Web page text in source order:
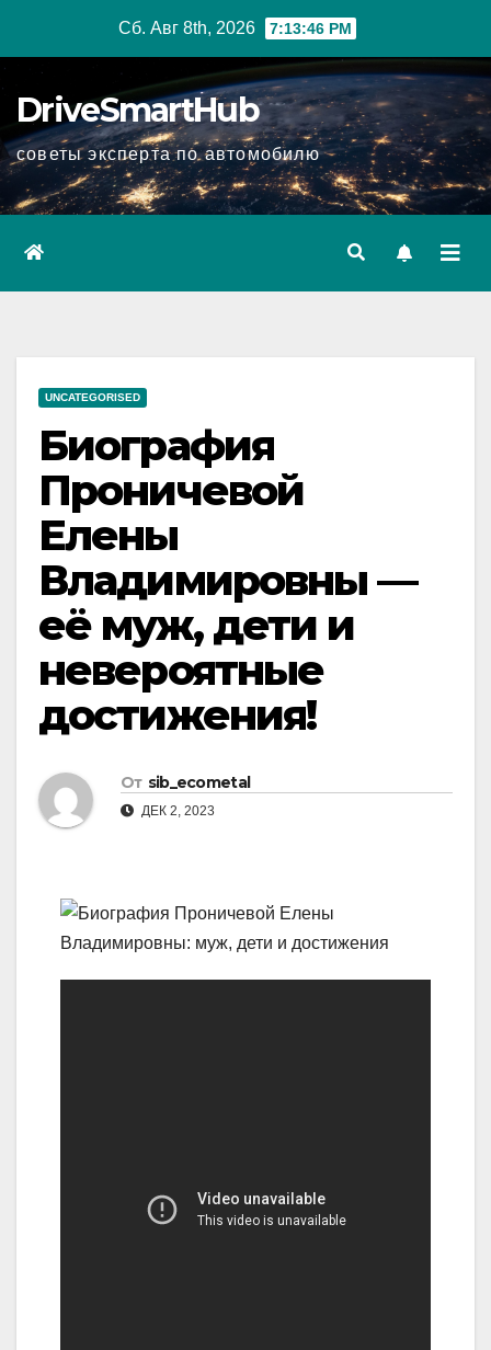
Сб. Авг 8th, 2026 7:13:47 PM
DriveSmartHub
советы эксперта по автомобилю
UNCATEGORISED
Биография
Проничевой
Елены
Владимировны —
её муж, дети и
невероятные
достижения!
От sib_ecometal
ДЕК 2, 2023